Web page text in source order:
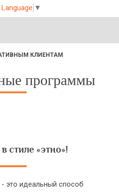
▼
КЛИЕНТАМ
программы
стиле «этно»!
это идеальный способ